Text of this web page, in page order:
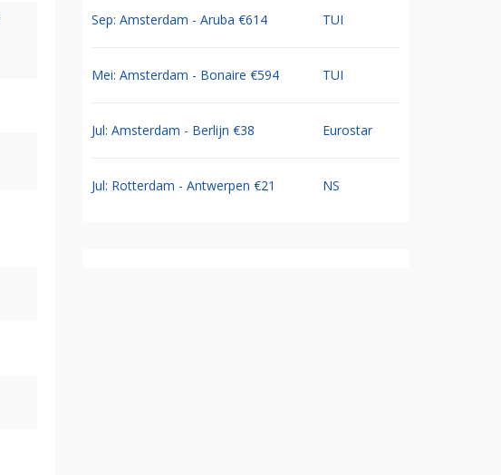
Sep: Amsterdam - Aruba €614 TUI
Mei: Amsterdam - Bonaire €594 TUI
Jul: Amsterdam - Berlijn €38 Eurostar
Jul: Rotterdam - Antwerpen €21 NS